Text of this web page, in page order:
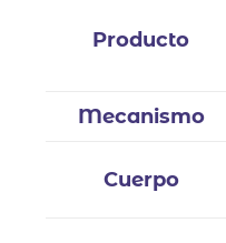
Producto
Mecanismo
Cuerpo